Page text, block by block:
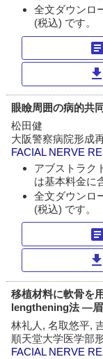
全文ダウンロ
(税込) です。
article
download
眼瞼周囲の病的共
松田健
大阪警察病院形成
FACIAL NERVE
アブストラク
は基本料金に
全文ダウンロ
(税込) です。
article
download
移植材料に軟骨を
lengthening法 ―
林礼人, 名取悠平,
順天堂大学医学部
FACIAL NERVE